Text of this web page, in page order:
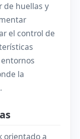
de huellas y
el control de
la
orientado a